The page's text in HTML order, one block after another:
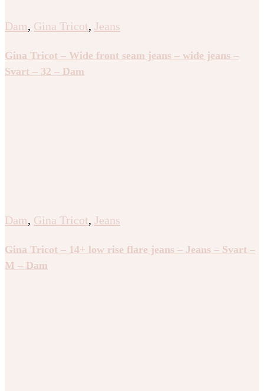
Dam, Gina Tricot, Jeans
Gina Tricot – Wide front seam jeans – wide jeans –
Svart – 32 – Dam
Dam, Gina Tricot, Jeans
Gina Tricot – 14+ low rise flare jeans – Jeans – Svart –
M – Dam